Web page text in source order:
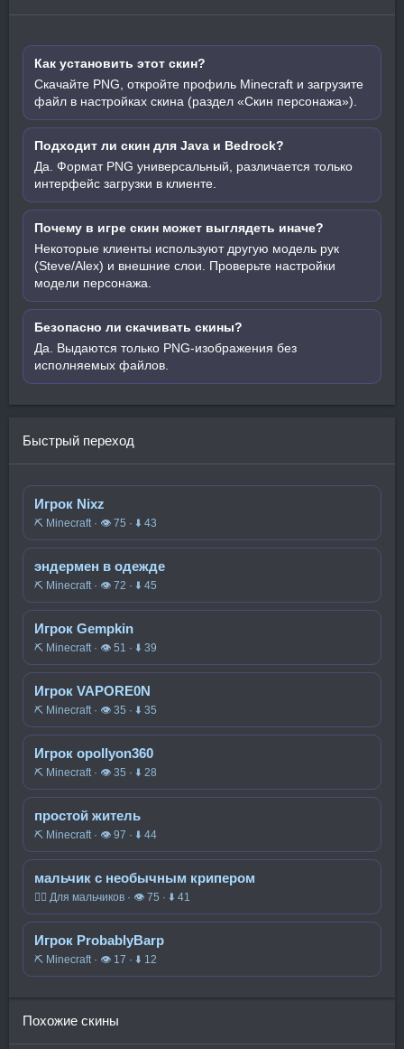
Как установить этот скин?
Скачайте PNG, откройте профиль Minecraft и загрузите
файл в настройках скина (раздел «Скин персонажа»).
Подходит ли скин для Java и Bedrock?
Да. Формат PNG универсальный, различается только
интерфейс загрузки в клиенте.
Почему в игре скин может выглядеть иначе?
Некоторые клиенты используют другую модель рук
(Steve/Alex) и внешние слои. Проверьте настройки
модели персонажа.
Безопасно ли скачивать скины?
Да. Выдаются только PNG-изображения без
исполняемых файлов.
Быстрый переход
Игрок Nixz
⛏️ Minecraft · 👁 75 · ⬇ 43
эндермен в одежде
⛏️ Minecraft · 👁 72 · ⬇ 45
Игрок Gempkin
⛏️ Minecraft · 👁 51 · ⬇ 39
Игрок VAPORE0N
⛏️ Minecraft · 👁 35 · ⬇ 35
Игрок opollyon360
⛏️ Minecraft · 👁 35 · ⬇ 28
простой житель
⛏️ Minecraft · 👁 97 · ⬇ 44
мальчик с необычным крипером
🧍‍♂️ Для мальчиков · 👁 75 · ⬇ 41
Игрок ProbablyBarp
⛏️ Minecraft · 👁 17 · ⬇ 12
Похожие скины